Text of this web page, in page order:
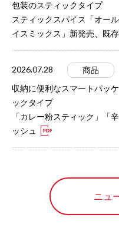
包装のスティックタイプ
スティックスパイス「オー
イスミックス」新発売、既
2026.07.28
商品
収納に便利なスマートパッ
ックタイプ
「カレー粉スティック」「
ッシュ
ニュ